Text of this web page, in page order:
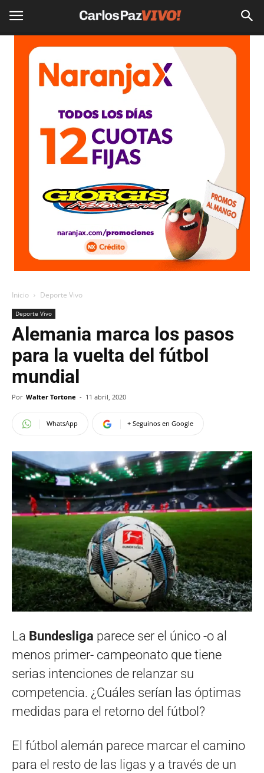
Inicio Deporte Vivo
Deporte Vivo
Alemania marca los pasos
para la vuelta del fútbol
mundial
Por Walter Tortone - 11 abril, 2020
WhatsApp + Seguinos en Google
La Bundesliga parece ser el único -o al
menos primer- campeonato que tiene
serias intenciones de relanzar su
competencia. ¿Cuáles serían las óptimas
medidas para el retorno del fútbol?
El fútbol alemán parece marcar el camino
para el resto de las ligas y a través de un